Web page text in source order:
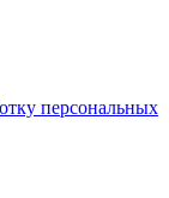
персональных